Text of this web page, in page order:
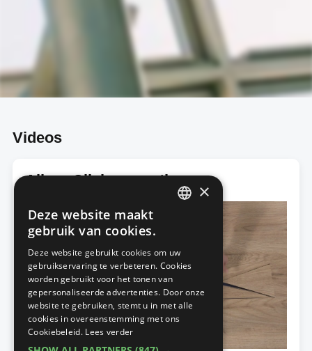
Videos
Allura Click reparatie ×
Deze website maakt
gebruik van cookies.
Deze website gebruikt cookies om uw
gebruikservaring te verbeteren. Cookies
worden gebruikt voor het tonen van
gepersonaliseerde advertenties. Door onze
website te gebruiken, stemt u in met alle
cookies in overeenstemming met ons
Cookiebeleid. Lees verder